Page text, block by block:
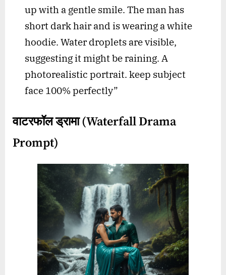
up with a gentle smile. The man has
short dark hair and is wearing a white
hoodie. Water droplets are visible,
suggesting it might be raining. A
photorealistic portrait. keep subject
face 100% perfectly”
वाटरफॉल ड्रामा (Waterfall Drama
Prompt)